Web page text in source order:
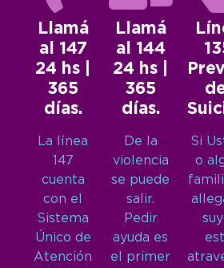
Llamá
al 147
24 hs |
365
días.
La línea
147
cuenta
con el
Sistema
Único de
Atención
Llamá
al 144
24 hs |
365
días.
De la
violencia
se puede
salir.
Pedir
ayuda es
el primer
Si
o